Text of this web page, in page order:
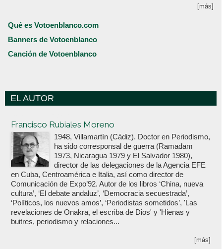
[más]
Qué es Votoenblanco.com
Banners de Votoenblanco
Canción de Votoenblanco
EL AUTOR
Francisco Rubiales Moreno
1948, Villamartín (Cádiz). Doctor en Periodismo,
ha sido corresponsal de guerra (Ramadam
1973, Nicaragua 1979 y El Salvador 1980),
director de las delegaciones de la Agencia EFE
en Cuba, Centroamérica e Italia, así como director de
Comunicación de Expo’92. Autor de los libros ‘China, nueva
cultura’, ‘El debate andaluz’, ‘Democracia secuestrada’,
‘Políticos, los nuevos amos’, ‘Periodistas sometidos’, 'Las
revelaciones de Onakra, el escriba de Dios' y 'Hienas y
buitres, periodismo y relaciones...
[más]